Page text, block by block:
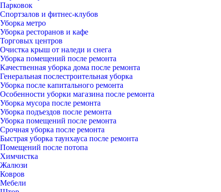
Парковок
Спортзалов и фитнес-клубов
Уборка метро
Уборка ресторанов и кафе
Торговых центров
Очистка крыш от наледи и снега
Уборка помещений после ремонта
Качественная уборка дома после ремонта
Генеральная послестроительная уборка
Уборка после капитального ремонта
Особенности уборки магазина после ремонта
Уборка мусора после ремонта
Уборка подъездов после ремонта
Уборка помещений после ремонта
Срочная уборка после ремонта
Быстрая уборка таунхауса после ремонта
Помещений после потопа
Химчистка
Жалюзи
Ковров
Мебели